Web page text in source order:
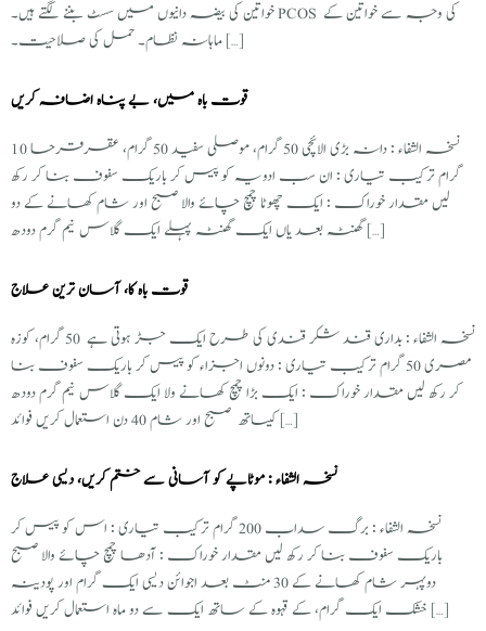
خواتین کی بیضہ دانیوں میں سسٹ بننے لگتے ہیں۔ PCOS کی وجہ سے خواتین کے
ماہانہ نظام۔ حمل کی صلاحیت۔ […]
قوت باہ میں، بے پناہ اضافہ کریں
نسخہ الشفاء : دانہ بڑی الائچی 50 گرام، موصلی سفید 50 گرام، عقرقرحا 10
گرام ترکیب تیاری : ان سب ادویہ کو پیس کر باریک سفوف بنا کر رکھ
لیں مقدار خوراک : ایک چھوٹا چمچ چائے والا صبح اور شام کھانے کے دو
گھنٹہ بعد یاں ایک گھنٹہ پہلے ایک گلاس نیم گرم دودھ […]
قوت باہ کا، آسان ترین علاج
نسخہ الشفاء : بداری قند شکر قندی کی طرح ایک جڑ ہوتی ہے 50 گرام، کوزہ
مصری 50 گرام ترکیب تیاری : دونوں اجزاء کو پیس کر باریک سفوف بنا
کر رکھ لیں مقدار خوراک : ایک بڑا چمچ کھانے ولا ایک گلاس نیم گرم دودھ
کیساتھ صبح اور شام 40 دن استعمال کریں فوائد […]
نسخہ الشفاء : موٹاپے کو آسانی سے ختم کریں، دیسی علاج
نسخہ الشفاء : برگ سداب 200 گرام ترکیب تیاری : اس کو پیس کر
باریک سفوف بنا کر رکھ لیں مقدار خوراک : آدھا چمچ چائے والا صبح
دوپہر شام کھانے کے 30 منٹ بعد اجوائن دیسی ایک گرام اور پودینہ
خشک ایک گرام، کے قہوہ کے ساتھ ایک سے دو ماہ استعمال کریں فوائد […]